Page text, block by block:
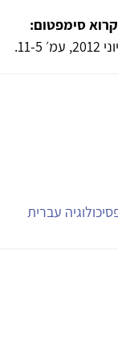
סימפטום:
עברית